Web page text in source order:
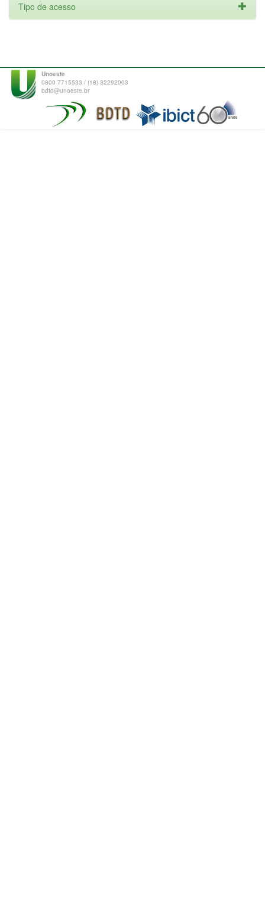
Tipo de acesso
Unoeste
0800 7715533 / (18) 32292003
bdtd@unoeste.br